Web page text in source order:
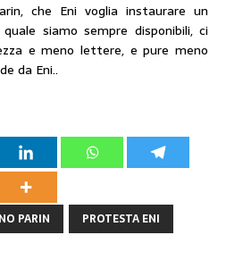
che Eni voglia instaurare un
siamo sempre disponibili, ci
e meno lettere, e pure meno
da Eni..
PARIN
PROTESTA ENI